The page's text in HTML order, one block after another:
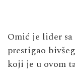
Omić je lider sa
prestigao
koji je u ovom